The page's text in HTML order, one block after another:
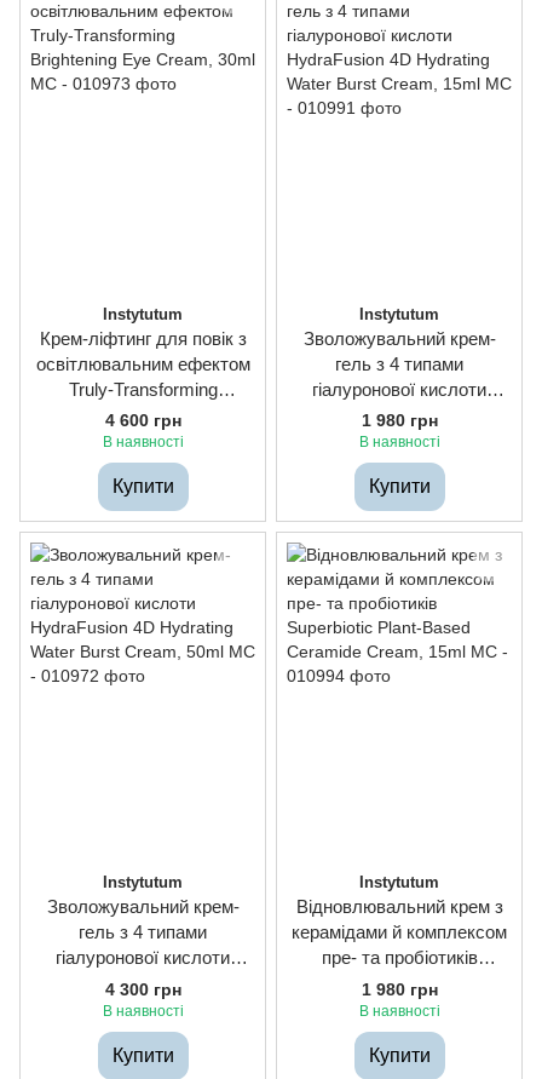
Instytutum
Крем-ліфтинг для повік з
освітлювальним ефектом
Truly-Transforming
Brightening Eye Cream,
30ml
4 600 грн
В наявності
Купити
Instytutum
Зволожувальний крем-
гель з 4 типами
гіалуронової кислоти
HydraFusion 4D Hydrating
Water Burst Cream, 15ml
1 980 грн
В наявності
Купити
Instytutum
Зволожувальний крем-
гель з 4 типами
гіалуронової кислоти
HydraFusion 4D Hydrating
Water Burst Cream, 50ml
4 300 грн
В наявності
Купити
Instytutum
Відновлювальний крем з
керамідами й комплексом
пре- та пробіотиків
Superbiotic Plant-Based
Ceramide Cream, 15ml
1 980 грн
В наявності
Купити